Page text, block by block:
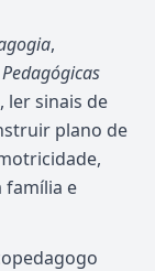
,
ler sinais de
plano de
família e